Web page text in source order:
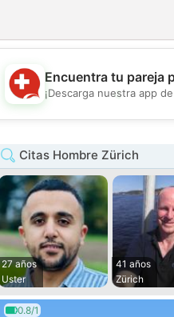
Encuentra tu pareja
¡Descarga nuestra app
Citas Hombre Zürich
27 años
Uster
41 años
Zürich
0.8/1